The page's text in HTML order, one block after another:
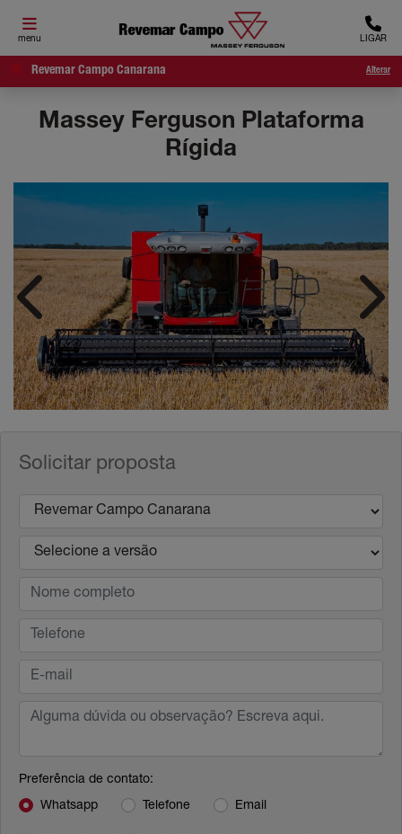
menu LIGAR
Revemar Campo Canarana Alterar
Massey Ferguson Plataforma
Rígida
Solicitar proposta
Preferência de contato:
Whatsapp Telefone Email
Anterior